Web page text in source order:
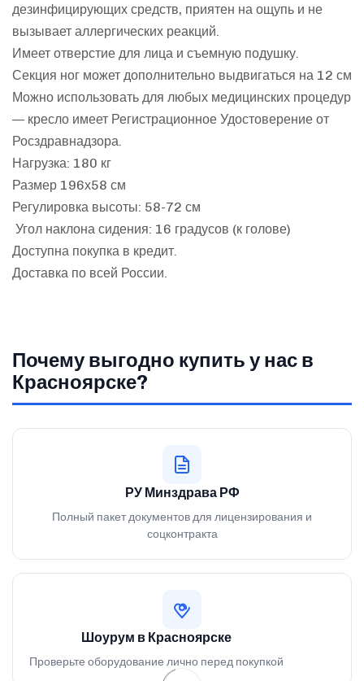
дезинфицирующих средств, приятен на ощупь и не
вызывает аллергических реакций.
Имеет отверстие для лица и съемную подушку.
Секция ног может дополнительно выдвигаться на 12 см
Можно использовать для любых медицинских процедур
— кресло имеет Регистрационное Удостоверение от
Росздравнадзора.
Нагрузка: 180 кг
Размер 196х58 см
Регулировка высоты: 58-72 см
Угол наклона сидения: 16 градусов (к голове)
Доступна покупка в кредит.
Доставка по всей России.
Почему выгодно купить у нас в
Красноярске?
РУ Минздрава РФ
Полный пакет документов для лицензирования и
соцконтракта
Шоурум в Красноярске
Проверьте оборудование лично перед покупкой